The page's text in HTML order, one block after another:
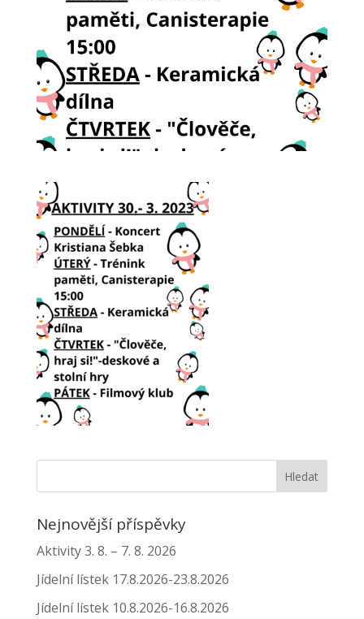
Nejnovější příspěvky
Aktivity 3. 8. – 7. 8. 2026
Jídelní lístek 17.8.2026-23.8.2026
Jídelní lístek 10.8.2026-16.8.2026